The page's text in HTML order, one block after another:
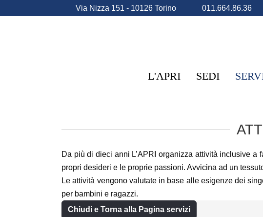
Via Nizza 151 - 10126 Torino 011.664.86.36
L'APRI SEDI
Da più di dieci anni L’APRI organizza attività inclusive
propri desideri e le proprie passioni. Avvicina ad un
Le attività vengono valutate in base alle esigenze dei
per bambini e ragazzi.
Chiudi e Torna alla Pagina servizi